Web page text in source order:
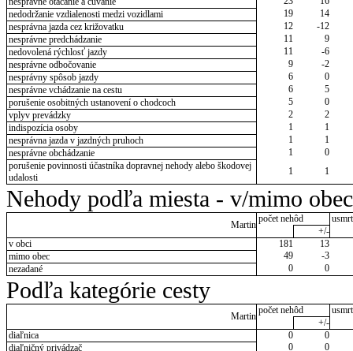
nedodržanie vzdialenosti medzi vozidlami
19
14
nesprávna jazda cez križovatku
12
-12
nesprávne predchádzanie
11
9
nedovolená rýchlosť jazdy
11
-6
nesprávne odbočovanie
9
-2
nesprávny spôsob jazdy
6
0
nesprávne vchádzanie na cestu
6
5
porušenie osobitných ustanovení o chodcoch
5
0
vplyv prevádzky
2
2
indispozícia osoby
1
1
nesprávna jazda v jazdných pruhoch
1
1
nesprávne obchádzanie
1
0
porušenie povinnosti účastníka dopravnej nehody alebo škodovej
udalosti
1 1
Nehody podľa miesta - v/mimo obec
Martin
počet nehôd
+/-
v obci
181
13
mimo obec
49
-3
nezadané
0 0
Podľa kategórie cesty
Martin
počet nehôd
+/-
diaľnica
0
0
diaľničný privádzač
0
0